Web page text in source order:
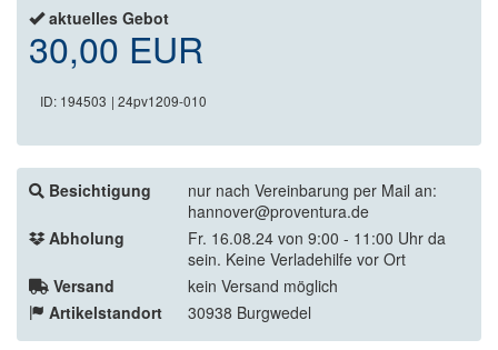
aktuelles Gebot
30,00 EUR
ID: 194503 | 24pv1209-010
Besichtigung
nur nach Vereinbarung per Mail an:
hannover@proventura.de
Abholung
Fr. 16.08.24 von 9:00 - 11:00 Uhr da
sein. Keine Verladehilfe vor Ort
Versand
kein Versand möglich
Artikelstandort
30938 Burgwedel